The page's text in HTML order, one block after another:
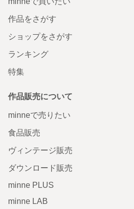
作品をさがす
ショップをさがす
ランキング
特集
作品販売について
minneで売りたい
食品販売
ヴィンテージ販売
ダウンロード販売
minne PLUS
minne LAB